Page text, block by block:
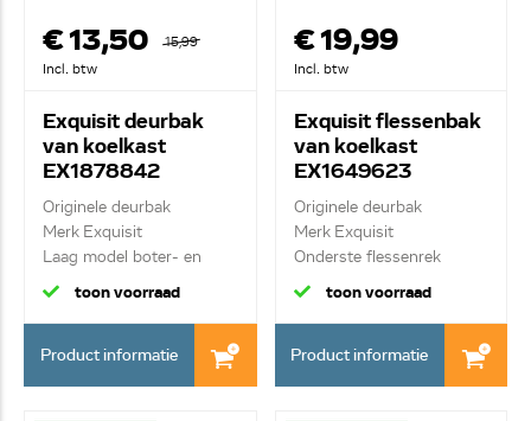
€ 13,50
15,99
Incl. btw
Exquisit deurbak
van koelkast
EX1878842
Originele deurbak
Merk Exquisit
Laag model boter- en
blikj...
toon voorraad
Product informatie
€ 19,99
Incl. btw
Exquisit flessenbak
van koelkast
EX1649623
Originele deurbak
Merk Exquisit
Onderste flessenrek
toon voorraad
Product informatie